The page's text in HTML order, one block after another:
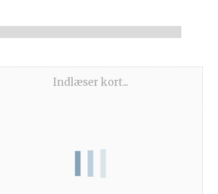
Indlæser kort...